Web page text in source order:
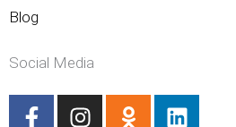
Blog
Social Media
F
I
O
L